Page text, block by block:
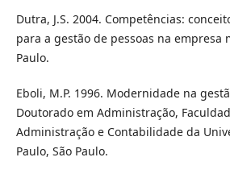
Dutra, J.S. 2004. Competências:
para a gestão de pessoas na empresa
Paulo.
Eboli, M.P. 1996. Modernidade na
Doutorado em Administração,
Administração e Contabilidade da
Paulo, São Paulo.